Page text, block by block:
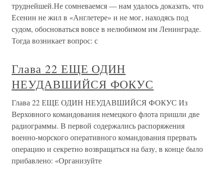
труднейшей.Не сомневаемся — нам удалось доказать, что
Есенин не жил в «Англетере» и не мог, находясь под
судом, обосноваться вовсе в нелюбимом им Ленинграде.
Тогда возникает вопрос: с
Глава 22 ЕЩЕ ОДИН
НЕУДАВШИЙСЯ ФОКУС
Глава 22 ЕЩЕ ОДИН НЕУДАВШИЙСЯ ФОКУС Из
Верховного командования немецкого флота пришли две
радиограммы. В первой содержались распоряжения
военно-морского оперативного командования прервать
операцию и секретно возвращаться на базу, в конце было
прибавлено: «Организуйте